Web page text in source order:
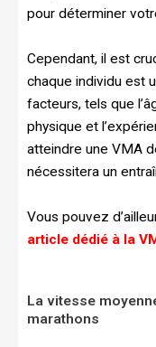
pour déterminer
Cependant, il est
chaque individu est
facteurs, tels que
physique et
atteindre une VMA
nécessitera un
Vous pouvez
article dédié à la
La vitesse
marathons